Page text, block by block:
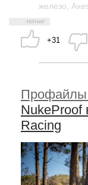
железо
+31
Профайлы
NukeProof
Racing